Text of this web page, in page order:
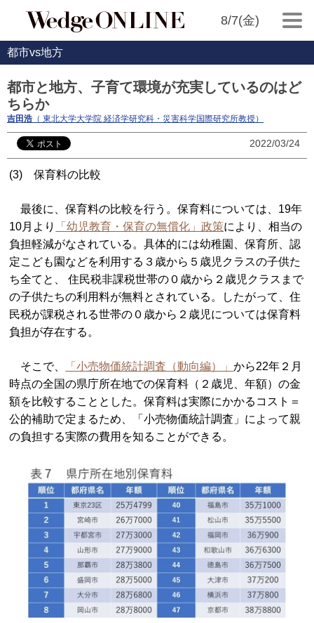
8/7(金)
都市vs地方
都市と地方、子育て環境が充実しているのはど
ちらか
吉田浩 （ 東北大学大学院 経済学研究科・災害科学国際研究所教授）
2022/03/24
(3) 保育料の比較
最後に、保育料の比較を行う。保育料については、19年
10月より
「幼児教育・保育の無償化」政策により、相当の
負担軽減がなされている。具体的には幼稚園、保育所、認
定こども園などを利用する３歳から５歳児クラスの子供た
ち全てと、 住民税非課税世帯の０歳から２歳児クラスまで
の子供たちの利用料が無料とされている。したがって、住
民税が課税される世帯の０歳から２歳児については保育料
負担が存在する。
そこで、 「小売物価統計調査（動向編）」から22年２月
時点の全国の県庁所在地での保育料（２歳児、年額）の金
額を比較することとした。保育料は実際にかかるコスト＝
公的補助で定まるため、「小売物価統計調査」によって親
の負担する実際の費用を知ることができる。